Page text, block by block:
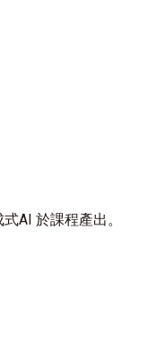
AI 於課程產出。